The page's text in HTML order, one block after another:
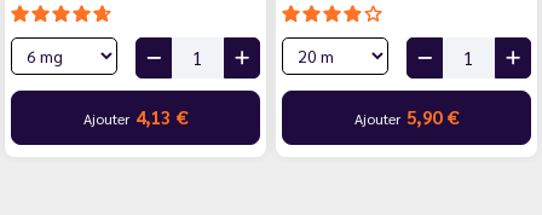
Ajouter 4,13 € Ajouter 5,90 €